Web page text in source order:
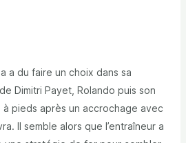
a du faire un choix dans sa
Dimitri Payet, Rolando puis son
pieds après un accrochage avec
Il semble alors que l’entraîneur a